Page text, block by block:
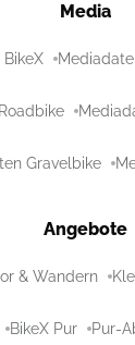
Media
Gravelbike
Angebote
& Wandern
BikeX Pur Pur-